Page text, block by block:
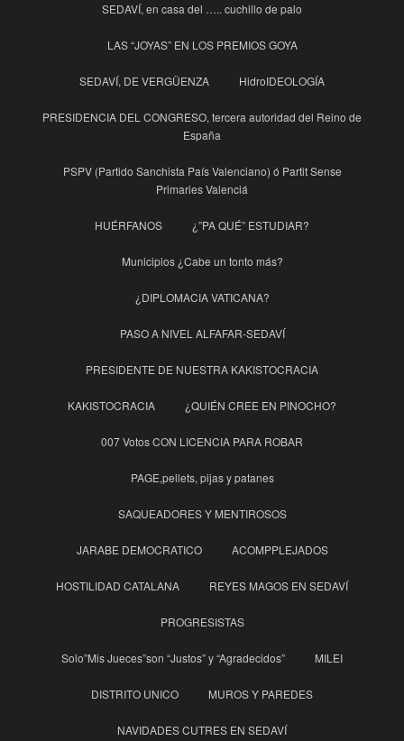
SEDAVÍ, en casa del ….. cuchillo de palo
LAS “JOYAS” EN LOS PREMIOS GOYA
SEDAVÍ, DE VERGÜENZA HidroIDEOLOGÍA
PRESIDENCIA DEL CONGRESO, tercera autoridad del Reino de
España
PSPV (Partido Sanchista País Valenciano) ó Partit Sense
Primaries Valenciá
HUÉRFANOS ¿”PA QUÉ” ESTUDIAR?
Municipios ¿Cabe un tonto más?
¿DIPLOMACIA VATICANA?
PASO A NIVEL ALFAFAR-SEDAVÍ
PRESIDENTE DE NUESTRA KAKISTOCRACIA
KAKISTOCRACIA ¿QUIÉN CREE EN PINOCHO?
007 Votos CON LICENCIA PARA ROBAR
PAGE,pellets, pijas y patanes
SAQUEADORES Y MENTIROSOS
JARABE DEMOCRATICO ACOMPPLEJADOS
HOSTILIDAD CATALANA REYES MAGOS EN SEDAVÍ
PROGRESISTAS
Solo”Mis Jueces”son “Justos” y “Agradecidos” MILEI
DISTRITO UNICO MUROS Y PAREDES
NAVIDADES CUTRES EN SEDAVÍ